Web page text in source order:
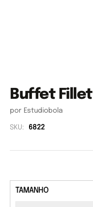
Buffet Fillet
por Estudiobola
SKU: 6822
TAMANHO